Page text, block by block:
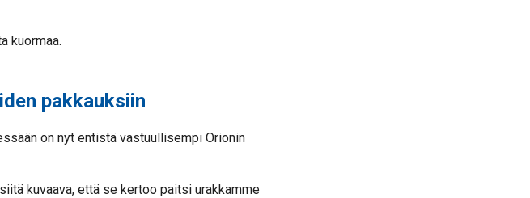
kuormaa.
pakkauksiin
on nyt entistä vastuullisempi Orionin
kuvaava, että se kertoo paitsi urakkamme